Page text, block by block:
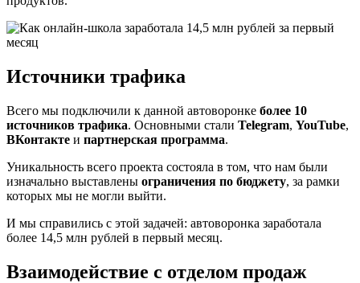
Источники трафика
Всего мы подключили к данной автоворонке более 10
источников трафика. Основными стали Telegram, YouTube,
ВКонтакте и партнерская программа.
Уникальность всего проекта состояла в том, что нам были
изначально выставлены ограничения по бюджету, за рамки
которых мы не могли выйти.
И мы справились с этой задачей: автоворонка заработала
более 14,5 млн рублей в первый месяц.
Взаимодействие с отделом продаж